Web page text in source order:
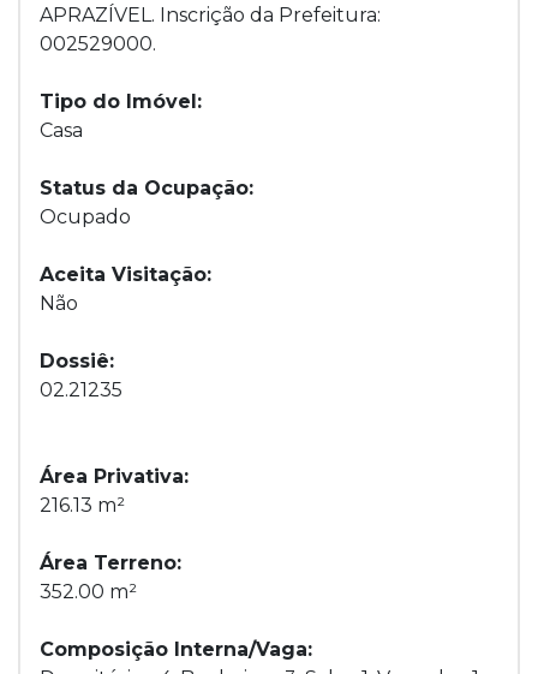
APRAZÍVEL. Inscrição da Prefeitura:
002529000.
Tipo do Imóvel:
Casa
Status da Ocupação:
Ocupado
Aceita Visitação:
Não
Dossiê:
02.21235
Área Privativa:
216.13 m²
Área Terreno:
352.00 m²
Composição Interna/Vaga: